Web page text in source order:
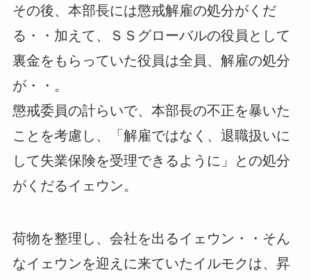
その後、本部長には懲戒解雇の処分がくだ
る・・加えて、ＳＳグローバルの役員として
裏金をもらっていた役員は全員、解雇の処分
が・・。
懲戒委員の計らいで、本部長の不正を暴いた
ことを考慮し、「解雇ではなく、退職扱いに
して失業保険を受理できるように」との処分
がくだるイェウン。
荷物を整理し、会社を出るイェウン・・そん
なイェウンを迎えに来ていたイルモクは、昇